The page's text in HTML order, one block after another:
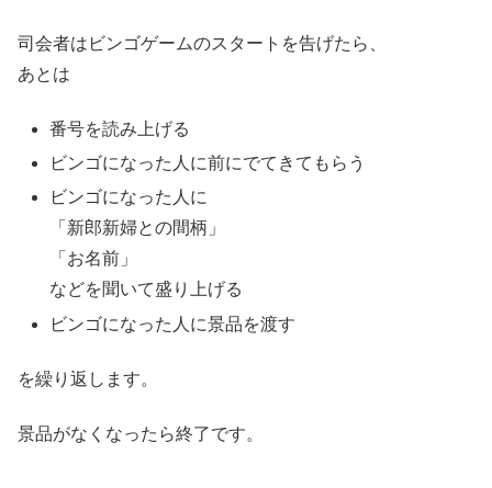
司会者はビンゴゲームのスタートを告げたら、
あとは
番号を読み上げる
ビンゴになった人に前にでてきてもらう
ビンゴになった人に
「新郎新婦との間柄」
「お名前」
などを聞いて盛り上げる
ビンゴになった人に景品を渡す
を繰り返します。
景品がなくなったら終了です。